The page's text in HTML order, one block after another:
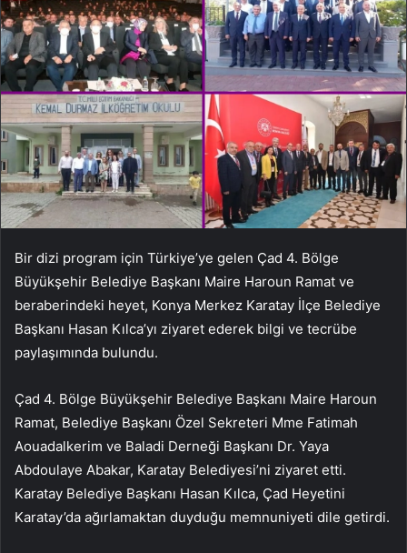
Bir dizi program için Türkiye’ye gelen Çad 4. Bölge
Büyükşehir Belediye Başkanı Maire Haroun Ramat ve
beraberindeki heyet, Konya Merkez Karatay İlçe Belediye
Başkanı Hasan Kılca’yı ziyaret ederek bilgi ve tecrübe
paylaşımında bulundu.
Çad 4. Bölge Büyükşehir Belediye Başkanı Maire Haroun
Ramat, Belediye Başkanı Özel Sekreteri Mme Fatimah
Aouadalkerim ve Baladi Derneği Başkanı Dr. Yaya
Abdoulaye Abakar, Karatay Belediyesi’ni ziyaret etti.
Karatay Belediye Başkanı Hasan Kılca, Çad Heyetini
Karatay’da ağırlamaktan duyduğu memnuniyeti dile getirdi.